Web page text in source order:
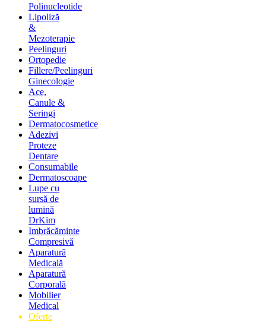
Polinucleotide
Lipoliză
&
Mezoterapie
Peelinguri
Ortopedie
Fillere/Peelinguri
Ginecologie
Ace,
Canule &
Seringi
Dermatocosmetice
Adezivi
Proteze
Dentare
Consumabile
Dermatoscoape
Lupe cu
sursă de
lumină
DrKim
Imbrăcăminte
Compresivă
Aparatură
Medicală
Aparatură
Corporală
Mobilier
Medical
Oferte